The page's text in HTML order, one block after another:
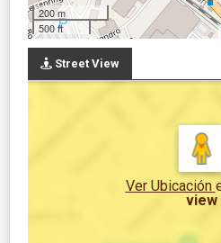
200 m
500 ft
Street View
Ver Ubicación
view